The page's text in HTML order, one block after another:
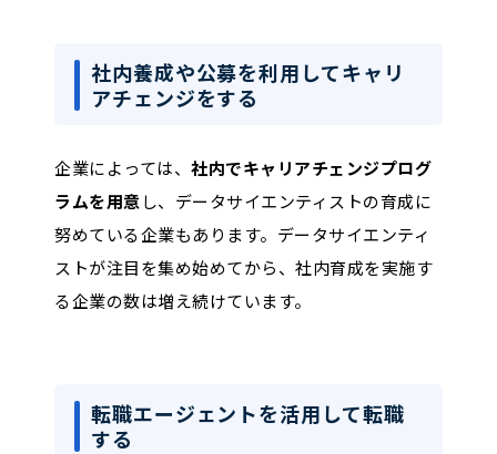
社内養成や公募を利用してキャリ
アチェンジをする
企業によっては、 社内でキャリアチェンジプログ
ラムを用意 し、データサイエンティストの育成に
努めている企業もあります。データサイエンティ
ストが注目を集め始めてから、社内育成を実施す
る企業の数は増え続けています。
転職エージェントを活用して転職
する